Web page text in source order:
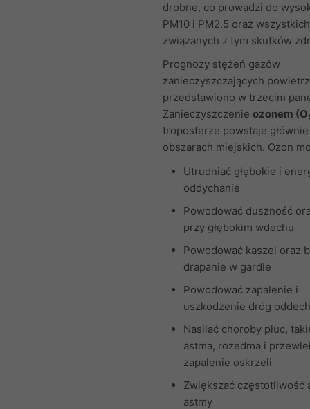
drobne, co prowadzi do
PM10 i PM2.5 oraz wszystkich
związanych z tym skutków
Prognozy stężeń gazów
zanieczyszczających
przedstawiono w trzecim
Zanieczyszczenie ozonem
troposferze powstaje
obszarach miejskich. Ozon
Utrudniać głębokie i
oddychanie
Powodować duszność
przy głębokim wdechu
Powodować kaszel oraz
drapanie w gardle
Powodować zapalenie i
uszkodzenie dróg
Nasilać choroby płuc,
astma, rozedma i
zapalenie oskrzeli
Zwiększać częstotliwość
astmy